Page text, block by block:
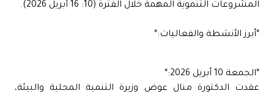
المشروعات التنموية المهمة خلال الفترة (10: 16 أبريل 2026).
*أبرز الأنشطة والفعاليات:*
*الجمعة 10 أبريل 2026:*
عقدت الدكتورة منال عوض وزيرة التنمية المحلية والبيئة،